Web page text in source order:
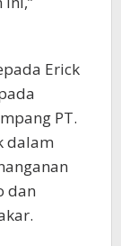
Erick
PT.
dalam
dan